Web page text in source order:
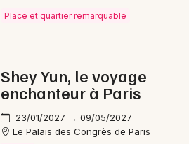
Place et quartier remarquable
Shey Yun, le voyage
enchanteur à Paris
23/01/2027 → 09/05/2027
Le Palais des Congrès de Paris